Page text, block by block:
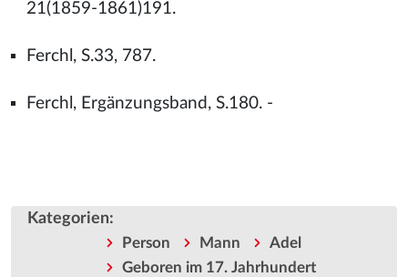
21(1859-1861)191.
Ferchl, S.33, 787.
Ferchl, Ergänzungsband, S.180. -
Kategorien:
Person Mann
Adel
Geboren im 17. Jahrhundert